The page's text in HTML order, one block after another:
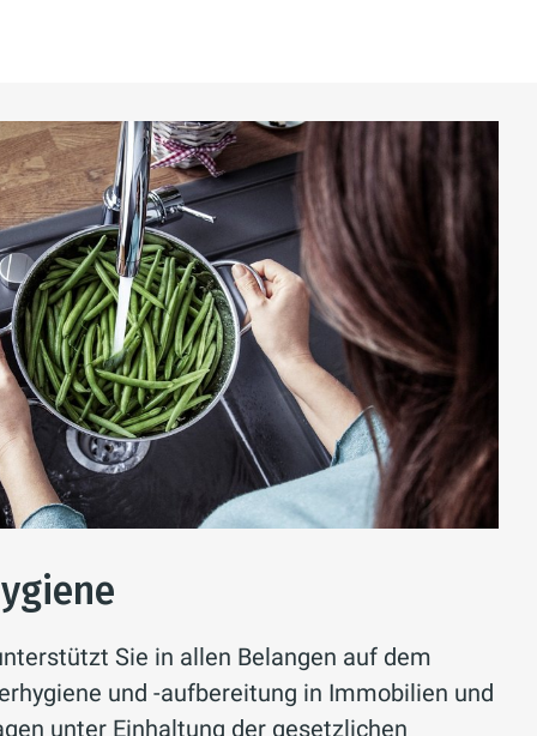
Sie in allen Belangen auf dem
und -aufbereitung in Immobilien und
unter Einhaltung der gesetzlichen